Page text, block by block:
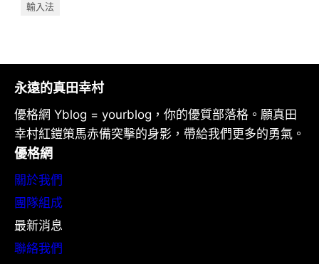
輸入法
永遠的真田幸村
優格網 Yblog = yourblog，你的優質部落格。願真田
幸村紅鎧策馬赤備突擊的身影，帶給我們更多的勇氣。
優格網
關於我們
團隊組成
最新消息
聯絡我們